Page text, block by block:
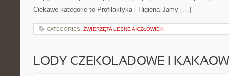
Ciekawe kategorie to Profilaktyka i Higiena Jamy […]
CATEGORIES: ZWIERZĘTA LEŚNE A CZŁOWIEK
LODY CZEKOLADOWE I